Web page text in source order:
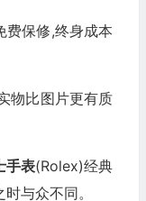
费保修,终身成本
物比图片更有质
手表(Rolex)经典
与众不同。